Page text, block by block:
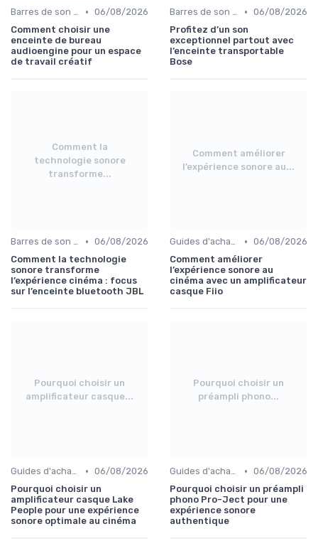
Barres de son et enceintes • 06/08/2026
Comment choisir une
enceinte de bureau
audioengine pour un espace
de travail créatif
Barres de son et enceintes • 06/08/2026
Profitez d’un son
exceptionnel partout avec
l’enceinte transportable
Bose
Comment la
technologie sonore
transforme...
Barres de son et enceintes • 06/08/2026
Comment la technologie
sonore transforme
l’expérience cinéma : focus
sur l’enceinte bluetooth JBL
Comment améliorer
l’expérience sonore au...
Guides d'achat audio-vidéo • 06/08/2026
Comment améliorer
l’expérience sonore au
cinéma avec un amplificateur
casque Fiio
Pourquoi choisir un
amplificateur casque...
Guides d'achat audio-vidéo • 06/08/2026
Pourquoi choisir un
amplificateur casque Lake
People pour une expérience
sonore optimale au cinéma
Pourquoi choisir un
préampli phono...
Guides d'achat audio-vidéo • 06/08/2026
Pourquoi choisir un préampli
phono Pro-Ject pour une
expérience sonore
authentique